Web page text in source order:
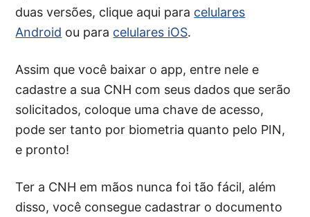
duas versões, clique aqui para celulares
Android ou para celulares iOS.
Assim que você baixar o app, entre nele e
cadastre a sua CNH com seus dados que serão
solicitados, coloque uma chave de acesso,
pode ser tanto por biometria quanto pelo PIN,
e pronto!
Ter a CNH em mãos nunca foi tão fácil, além
disso, você consegue cadastrar o documento